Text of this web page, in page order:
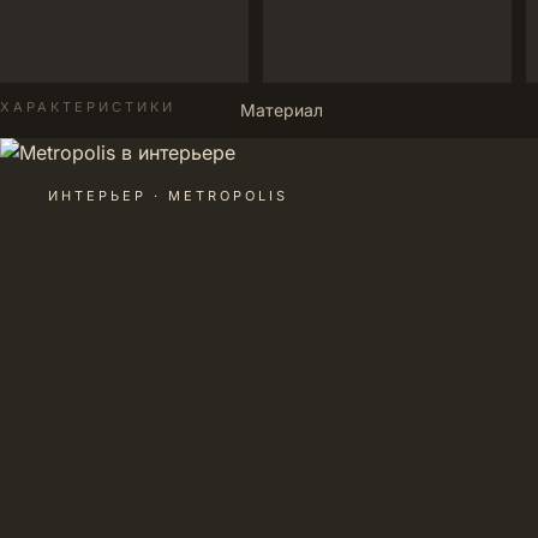
ХАРАКТЕРИСТИКИ Материал
ИНТЕРЬЕР · METROPOLIS